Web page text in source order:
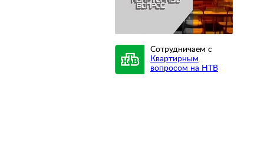
Сотрудничаем с
Квартирным
вопросом на НТВ